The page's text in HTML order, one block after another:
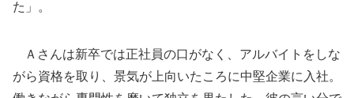
た」。
Ａさんは新卒では正社員の口がなく、アルバイトをしな
がら資格を取り、景気が上向いたころに中堅企業に入社。